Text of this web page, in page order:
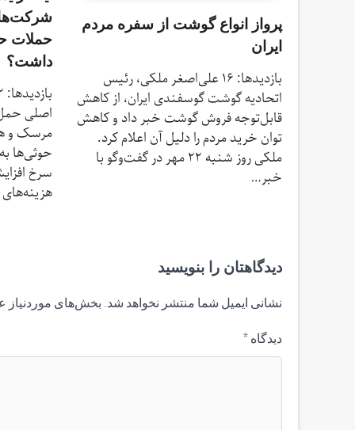
پرواز انواع گوشت از سفره مردم
ایران
بازدیدها: 16 علی‌اصغر ملکی، رئیس
اتحادیه گوشت گوسفندی ایران، از کاهش
قابل‌توجه فروش گوشت خبر داد و کاهش
توان خرید مردم را دلیل آن اعلام کرد.
ملکی روز شنبه ۲۲ مهر در گفت‌وگو با
خبر…
حملات
داشت؟
اصلی حمل
مرسک و
حوثی‌ها
سرخ
دیدگاهتان را بنویسید
نشانی ایمیل شما منتشر نخواهد شد. بخش‌های موردنیاز
دیدگاه *